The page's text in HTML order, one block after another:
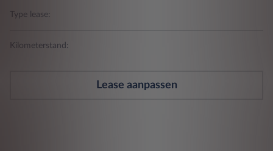
Type lease:
Kilometerstand:
Lease aanpassen